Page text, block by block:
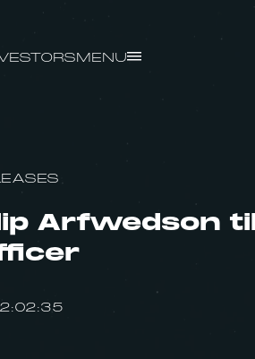
MENU
Arfwedson